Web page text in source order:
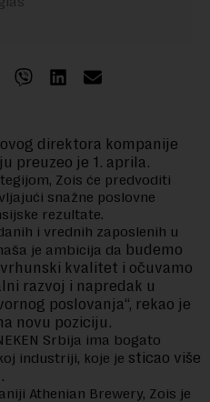
direktora kompanije
preuzeo je 1. aprila.
Zois će predvoditi
snažne poslovne
rezultate.
i vrednih zaposlenih u
je ambicija da budemo
kvalitet i očuvamo
razvoj i napredak u
poslovanja“, rekao je
novu poziciju.
Srbija ima bogato
industriji, koje je sticao više
Athenian Brewery, Zois je